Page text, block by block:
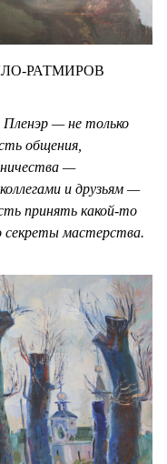
РАТМИРОВ
Пленэр — не только
общения,
—
и друзьям —
принять какой-то
секреты мастерства.